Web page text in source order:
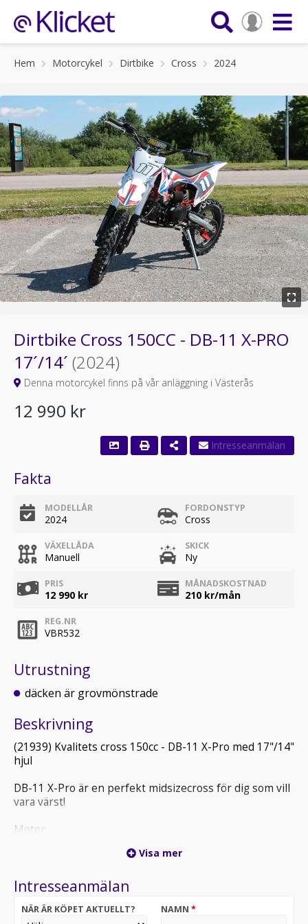
Hem Motorcykel Dirtbike Cross 2024
Dirtbike Cross 150CC - DB-11 X-PRO
17´/14´ (2024)
Denna motorcykel finns på vår anläggning i Västerås
12 990 kr
Fakta
MODELLÅR
2024
FORDONSTYP
Cross
VÄXELLÅDA
Manuell
SKICK
Ny
PRIS
12 990 kr
MÅNADSKOSTNAD
210 kr/mån
REG.NR
VBR532
Utrustning
däcken är grovmönstrade
Beskrivning
(21939) Kvalitets cross 150cc - DB-11 X-Pro med 17"/14"
hjul
DB-11 X-Pro är en perfekt midsizecross för dig som vill
vara värst!
Motor
DB-11 X-Pro har 17" framhjul samt 14" bakhjul, däcken
patenterad navteknik för perfekt ekerspänst.
Visa mer
Intresseanmälan
NÄR ÄR KÖPET AKTUELLT? NAMN *